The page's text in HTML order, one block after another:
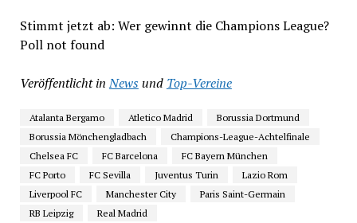
Stimmt jetzt ab: Wer gewinnt die Champions League?
Poll not found
Veröffentlicht in Newsund Top-Vereine
Atalanta Bergamo Atletico Madrid
Borussia Dortmund
Borussia Mönchengladbach
Champions-League-Achtelfinale
Chelsea FC
FC Barcelona
FC Bayern München
FC Porto
FC Sevilla Juventus Turin
Lazio Rom
Liverpool FC
Manchester City
Paris Saint-Germain
RB Leipzig
Real Madrid